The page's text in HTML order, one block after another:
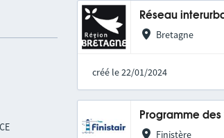
Réseau
Bretagne
créé le 22/01/2024
Programme des
Finistère